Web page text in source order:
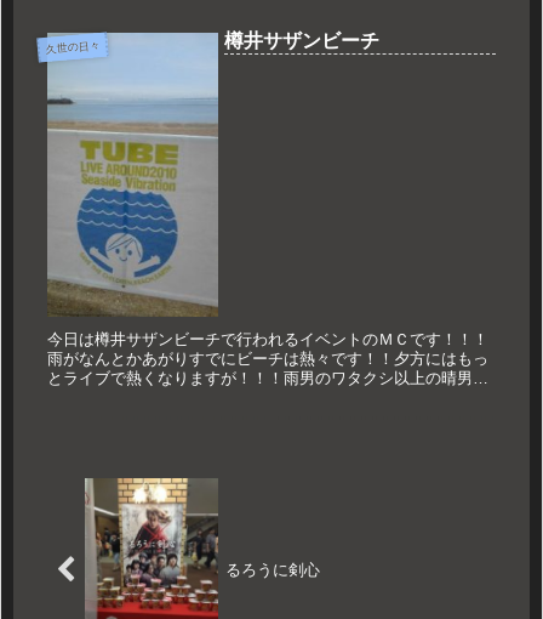
久世の日々 樽井サザンビーチ
今日は樽井サザンビーチで行われるイベントのＭＣです！！！
雨がなんとかあがりすでにビーチは熱々です！！夕方にはもっ
とライブで熱くなりますが！！！雨男のワタクシ以上の晴男、
るろうに剣心